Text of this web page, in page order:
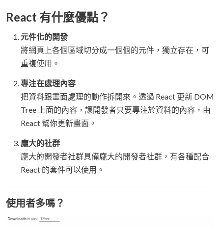
React 有什麼優點？
元件化的開發
將網頁上各個區域切分成一個個的元件，獨立存在，可
重複使用。
專注在處理內容
把資料跟畫面處理的動作拆開來。透過 React 更新 DOM
Tree 上面的內容，讓開發者只要專注於資料的內容，由
React 幫你更新畫面。
龐大的社群
龐大的開發者社群具備龐大的開發者社群，有各種配合
React 的套件可以使用。
使用者多嗎？